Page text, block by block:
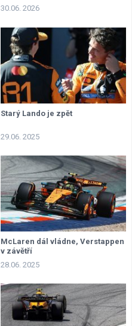
30.06. 2026
Starý Lando je zpět
29.06. 2025
McLaren dál vládne, Verstappen
v závětří
28.06. 2025